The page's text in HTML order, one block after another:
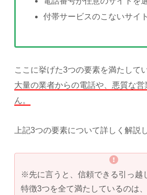
付帯サービスのこないサイ
ここに挙げた3つの要素を満たして
大量の業者からの電話や、悪質な
ん。
上記3つの要素について詳しく解説
※先に言うと、信頼できる引っ越
特徴3つを全て満たしているのは、